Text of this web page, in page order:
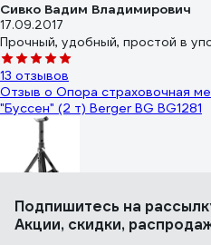
Сивко Вадим Владимирович
17.09.2017
Прочный, удобный, простой в
13 отзывов
Отзыв о Опора страховочная
"Буссен" (2 т) Berger BG BG1281
Илья
15.05.2022
Складные, занимают мало
Подпишитесь на
Акции, скидки,